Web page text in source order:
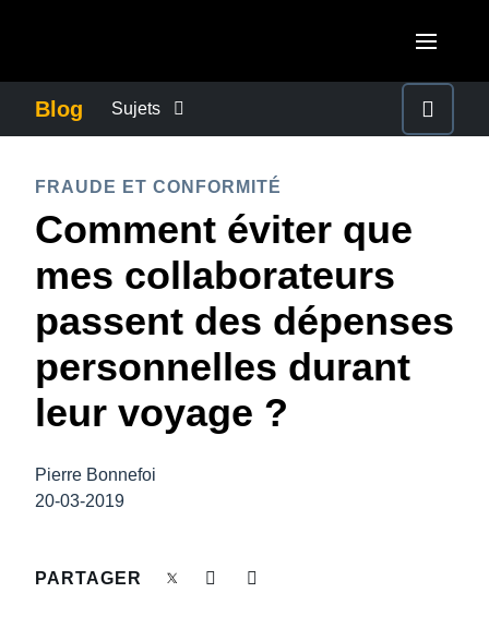
Canada (Français)
México (Español)
Brasil (Português)
EUROPE
United Kingdom (English)
France (Français)
Deutschland (Deutsch)
Italia (Italiano)
Nederlands (English)
Belgium (English)
ASIA PACIFIC
Australia (English)
India (English)
日本（日本語)
Singapore (English)
Blog Sujets
CONTINUITÉ DES AFFAIRES
CONTRÔLE DES COÛTS DE L’ENTREPRISE
CROISSANCE ET OPTIMISATION
DÉVELOPPEMENT DURABLE
DEVOIR DE PROTECTION
FRAUDE ET CONFORMITÉ
Comment éviter que
mes collaborateurs
passent des dépenses
personnelles durant
leur voyage ?
Pierre Bonnefoi
20-03-2019
PARTAGER